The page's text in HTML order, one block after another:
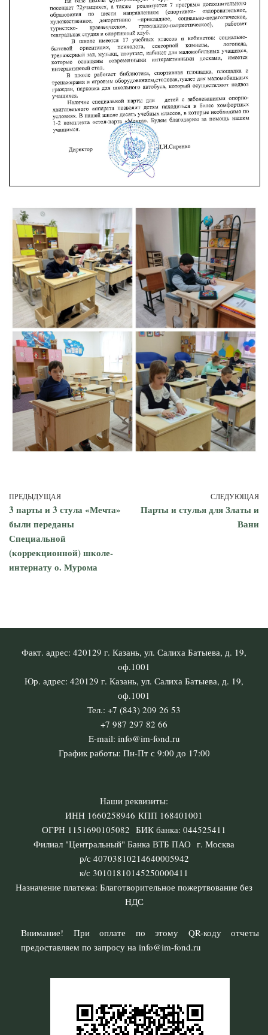
ПРЕДЫДУЩАЯ
3 парты и 3 стула «Мечта»
были переданы
Специальной
(коррекционной) школе-
интернату о. Мурома
СЛЕДУЮЩАЯ
Парты и стулья для Златы и
Вани
Факт. адрес: 420129 г. Казань, ул. Салиха Батыева, д. 19,
оф.1001
Юр. адрес: 420129 г. Казань, ул. Салиха Батыева, д. 19,
оф.1001
Тел.: +7 (843) 209 26 53
+7 987 297 82 66
E-mail: info@im-fond.ru
График работы: Пн-Пт с 9:00 до 17:00
Наши реквизиты:
ИНН 1660258946 КПП 168401001
ОГРН 1151690105082 БИК банка: 044525411
Филиал "Центральный" Банка ВТБ ПАО г. Москва
р/с 40703810214640005942
к/с 30101810145250000411
Назначение платежа: Благотворительное пожертвование без
НДС
Внимание! При оплате по этому QR-коду отчеты
предоставляем по запросу на info@im-fond.ru